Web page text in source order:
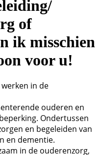
of
ik misschien
voor u!
in de
ouderen en
Ondertussen
en begeleiden van
en dementie.
in de ouderenzorg,